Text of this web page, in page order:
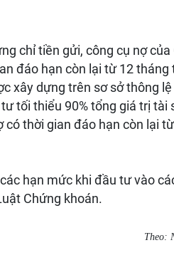
chỉ tiền gửi, công cụ nợ của
đáo hạn còn lại từ 12
xây dựng trên sơ sở thông
tối thiểu 90% tổng giá trị tài
thời gian đáo hạn còn lại
hạn mức khi đầu tư vào
Chứng khoán.
Theo: